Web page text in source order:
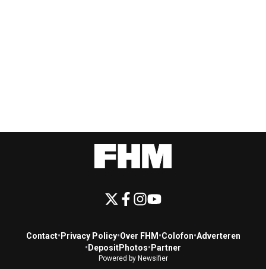
Contact• Privacy Policy•Over FHM •Colofon•Adverteren
• DepositPhotos• Partner
Powered by Newsifier